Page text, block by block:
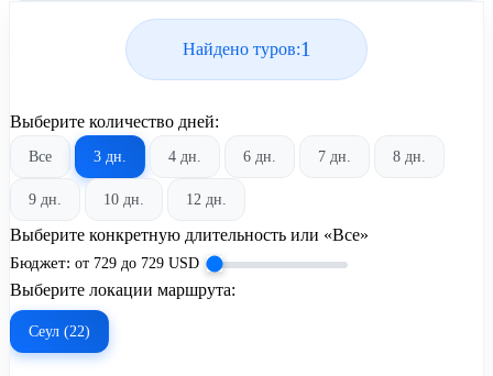
Найдено туров:1
Выберите количество дней:
Все 3 дн. 4 дн. 6 дн. 7 дн. 8 дн.
9 дн. 10 дн. 12 дн.
Выберите конкретную длительность или «Все»
Бюджет: от 729 до 729 USD
Выберите локации маршрута:
Сеул (22)